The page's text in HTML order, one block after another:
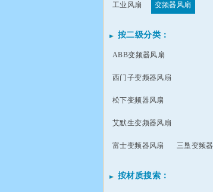
工业风扇 变频器风扇
按二级分类：
ABB变频器风扇
西门子变频器风扇
松下变频器风扇
艾默生变频器风扇
富士变频器风扇 三垦变频器
按材质搜索：